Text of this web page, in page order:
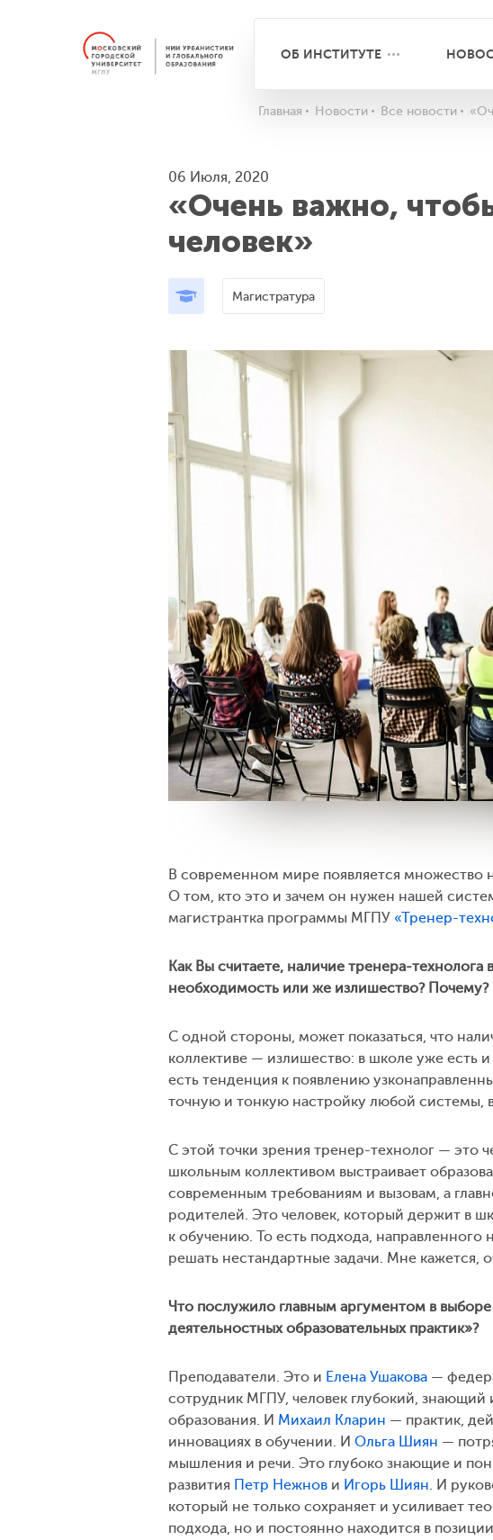
ОБ ИНСТИТУТЕ
Главная Новости Все новости
06 Июля, 2020
«Очень важно,
человек»
Магистратура
В современном мире появляется множество
О том, кто это и зачем он нужен нашей
магистрантка программы МГПУ «Тренер-
Как Вы считаете, наличие тренера-
необходимость или же излишество? Почему?
С одной стороны, может показаться, что
коллективе — излишество: в школе уже есть
есть тенденция к появлению
точную и тонкую настройку любой системы,
С этой точки зрения тренер-технолог — это
школьным коллективом выстраивает
современным требованиям и вызовам, а
родителей. Это человек, который держит в
к обучению. То есть подхода,
решать нестандартные задачи. Мне кажется,
Что послужило главным аргументом в
деятельностных образовательных практик»?
Преподаватели. Это и Елена Ушакова —
сотрудник МГПУ, человек глубокий,
образования. И Михаил Кларин — практик,
инновациях в обучении. И Ольга Шиян —
мышления и речи. Это глубоко знающие и
развития Петр Нежнов и Игорь Шиян . И
который не только сохраняет и усиливает
подхода, но и постоянно находится в